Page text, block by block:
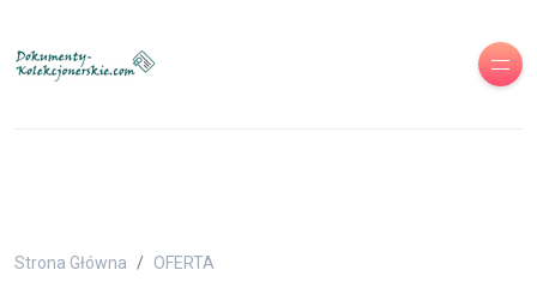
Strona Główna OFERTA